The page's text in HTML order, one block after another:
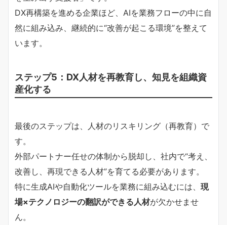
DX再構築を進める企業ほど、AIを業務フローの中に自
然に組み込み、継続的に“改善が起こる環境”を整えて
います。
ステップ5：DX人材を再教育し、知見を組織資
産化する
最後のステップは、人材のリスキリング（再教育）で
す。
外部パートナー任せの体制から脱却し、社内で“考え、
改善し、再現できる人材”を育てる必要があります。
特に生成AIや自動化ツールを業務に組み込むには、 現
場×テクノロジーの翻訳ができる人材が欠かせませ
ん。